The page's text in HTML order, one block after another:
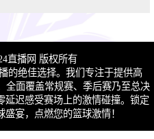
直播网 版权所有
的绝佳选择。我们专注于提供高
全面覆盖常规赛、季后赛乃至总决
延迟感受赛场上的激情碰撞。锁定
宴，点燃您的篮球激情！